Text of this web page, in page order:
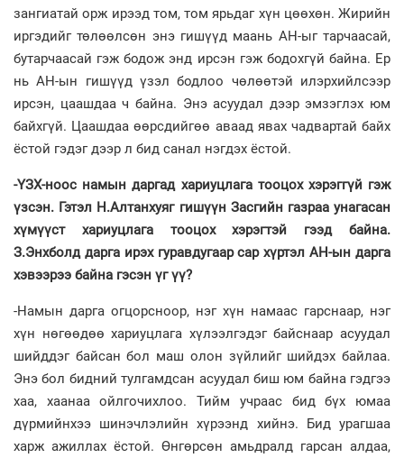
зангиатай орж ирээд том, том ярьдаг хүн цөөхөн. Жирийн
иргэдийг төлөөлсөн энэ гишүүд маань АН-ыг тарчаасай,
бутарчаасай гэж бодож энд ирсэн гэж бодохгүй байна. Ер
нь АН-ын гишүүд үзэл бодлоо чөлөөтэй илэрхийлсээр
ирсэн, цаашдаа ч байна. Энэ асуудал дээр эмзэглэх юм
байхгүй. Цаашдаа өөрсдийгөө аваад явах чадвартай байх
ёстой гэдэг дээр л бид санал нэгдэх ёстой.
-ҮЗХ-ноос намын даргад хариуцлага тооцох хэрэггүй гэж
үзсэн. Гэтэл Н.Алтанхуяг гишүүн Засгийн газраа унагасан
хүмүүст хариуцлага тооцох хэрэгтэй гээд байна.
З.Энхболд дарга ирэх гуравдугаар сар хүртэл АН-ын дарга
хэвээрээ байна гэсэн үг үү?
-Намын дарга огцорсноор, нэг хүн намаас гарснаар, нэг
хүн нөгөөдөө хариуцлага хүлээлгэдэг байснаар асуудал
шийддэг байсан бол маш олон зүйлийг шийдэх байлаа.
Энэ бол бидний тулгамдсан асуудал биш юм байна гэдгээ
хаа, хаанаа ойлгочихлоо. Тийм учраас бид бүх юмаа
дүрмийнхээ шинэчлэлийн хүрээнд хийнэ. Бид урагшаа
харж ажиллах ёстой. Өнгөрсөн амьдралд гарсан алдаа,